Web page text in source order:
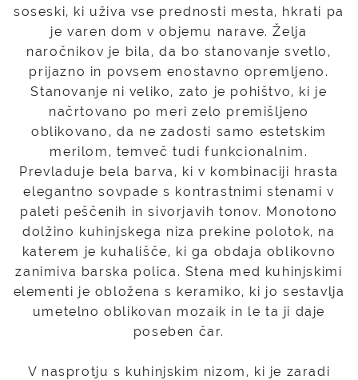
soseski, ki uživa vse prednosti mesta, hkrati pa
je varen dom v objemu narave. Želja
naročnikov je bila, da bo stanovanje svetlo,
prijazno in povsem enostavno opremljeno.
Stanovanje ni veliko, zato je pohištvo, ki je
načrtovano po meri zelo premišljeno
oblikovano, da ne zadosti samo estetskim
merilom, temveč tudi funkcionalnim.
Prevladuje bela barva, ki v kombinaciji hrasta
elegantno sovpade s kontrastnimi stenami v
paleti peščenih in sivorjavih tonov. Monotono
dolžino kuhinjskega niza prekine polotok, na
katerem je kuhališče, ki ga obdaja oblikovno
zanimiva barska polica. Stena med kuhinjskimi
elementi je obložena s keramiko, ki jo sestavlja
umetelno oblikovan mozaik in le ta ji daje
poseben čar.
V nasprotju s kuhinjskim nizom, ki je zaradi